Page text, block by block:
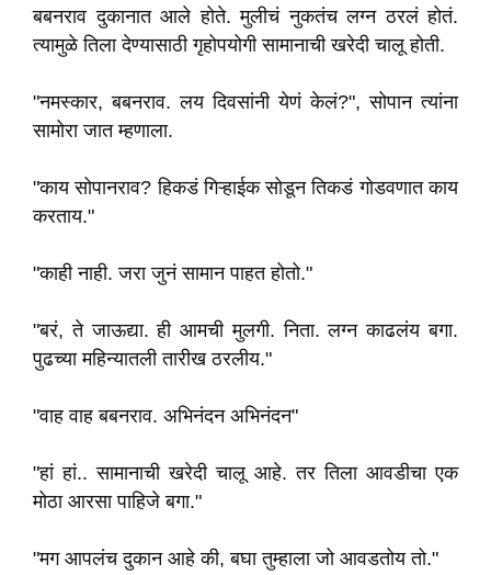
बबनराव दुकानात आले होते. मुलीचं नुकतंच लग्न ठरलं होतं.
त्यामुळे तिला देण्यासाठी गृहोपयोगी सामानाची खरेदी चालू होती.
"नमस्कार, बबनराव. लय दिवसांनी येणं केलं?", सोपान त्यांना
सामोरा जात म्हणाला.
"काय सोपानराव? हिकडं गिऱ्हाईक सोडून तिकडं गोडवणात काय
करताय."
"काही नाही. जरा जुनं सामान पाहत होतो."
"बरं, ते जाऊद्या. ही आमची मुलगी. निता. लग्न काढलंय बगा.
पुढच्या महिन्यातली तारीख ठरलीय."
"वाह वाह बबनराव. अभिनंदन अभिनंदन"
"हां हां.. सामानाची खरेदी चालू आहे. तर तिला आवडीचा एक
मोठा आरसा पाहिजे बगा."
"मग आपलंच दुकान आहे की, बघा तुम्हाला जो आवडतोय तो."